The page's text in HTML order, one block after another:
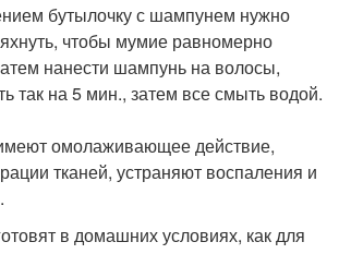
бутылочку с шампунем нужно
чтобы мумие равномерно
нанести шампунь на волосы,
так на 5 мин., затем все смыть водой.
омолаживающее действие,
тканей, устраняют воспаления и
в домашних условиях, как для